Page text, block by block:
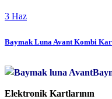
3 Haz
Baymak Luna Avant Kombi
Elektronik Kartlarının